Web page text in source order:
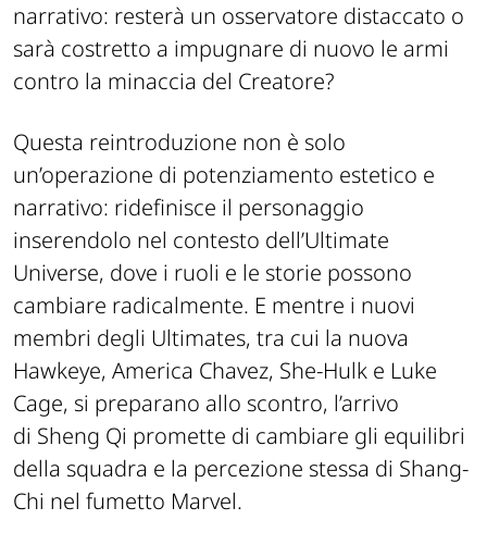
narrativo: resterà un osservatore distaccato o
sarà costretto a impugnare di nuovo le armi
contro la minaccia del Creatore?
Questa reintroduzione non è solo
un’operazione di potenziamento estetico e
narrativo: ridefinisce il personaggio
inserendolo nel contesto dell’Ultimate
Universe, dove i ruoli e le storie possono
cambiare radicalmente. E mentre i nuovi
membri degli Ultimates, tra cui la nuova
Hawkeye, America Chavez, She-Hulk e Luke
Cage, si preparano allo scontro, l’arrivo
di Sheng Qi promette di cambiare gli equilibri
della squadra e la percezione stessa di Shang-
Chi nel fumetto Marvel.